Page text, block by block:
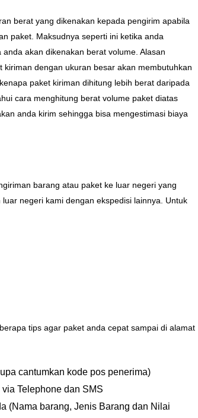
berat yang dikenakan kepada pengirim apabila
paket. Maksudnya seperti ini ketika anda
akan dikenakan berat volume. Alasan
dengan ukuran besar akan membutuhkan
paket kiriman dihitung lebih berat daripada
cara menghitung berat volume paket diatas
anda kirim sehingga bisa mengestimasi biaya
barang atau paket ke luar negeri yang
negeri kami dengan ekspedisi lainnya. Untuk
tips agar paket anda cepat sampai di alamat
cantumkan kode pos penerima)
Telephone dan SMS
(Nama barang, Jenis Barang dan Nilai